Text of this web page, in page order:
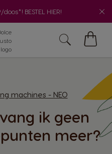
BESTEL HIER!
machines - NEO
ik geen
punten meer?